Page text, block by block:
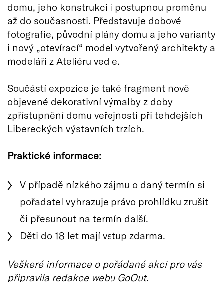
domu, jeho konstrukci i postupnou proměnu
až do současnosti. Představuje dobové
fotografie, původní plány domu a jeho varianty
i nový „otevírací“ model vytvořený architekty a
modeláři z Ateliéru vedle.
Součástí expozice je také fragment nově
objevené dekorativní výmalby z doby
zpřístupnění domu veřejnosti při tehdejších
Libereckých výstavních trzích.
Praktické informace:
V případě nízkého zájmu o daný termín si
pořadatel vyhrazuje právo prohlídku zrušit
či přesunout na termín další.
Děti do 18 let mají vstup zdarma.
Veškeré informace o pořádané akci pro vás
připravila redakce webu GoOut.